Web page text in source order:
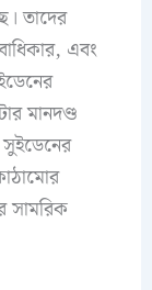
তাদের
এবং
মানদণ্ড
সামরিক